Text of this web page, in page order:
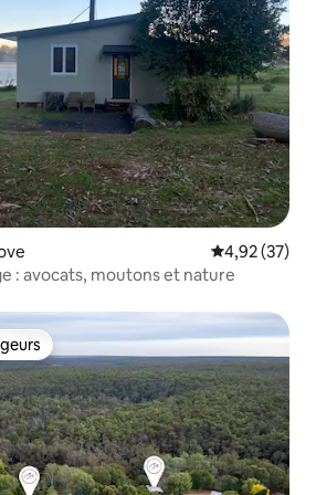
Évaluation
4,92 (37)
: avocats, moutons et nature